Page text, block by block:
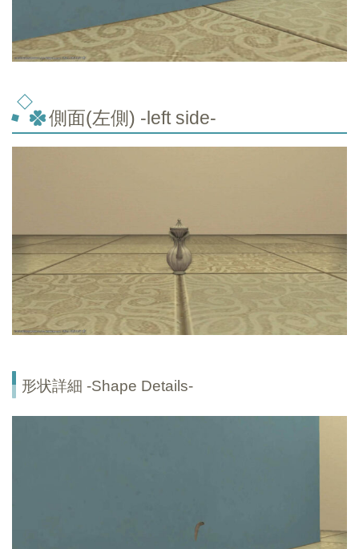
側面(左側) -left side-
形状詳細 -Shape Details-